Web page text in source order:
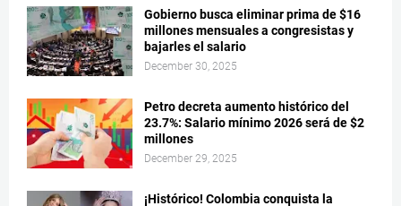
Gobierno busca eliminar prima de $16
millones mensuales a congresistas y
bajarles el salario
December 30, 2025
Petro decreta aumento histórico del
23.7%: Salario mínimo 2026 será de $2
millones
December 29, 2025
¡Histórico! Colombia conquista la